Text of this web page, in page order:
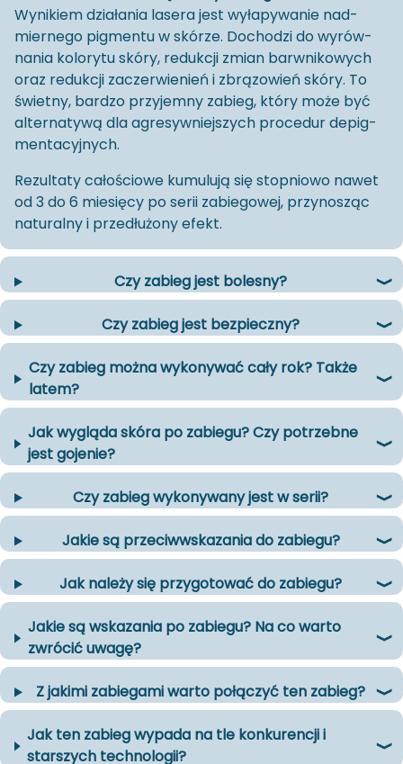
Wy­ni­kiem dzia­ła­nia la­se­ra jest wy­ła­py­wa­nie nad­
mier­ne­go pig­men­tu w skó­rze. Do­cho­dzi do wy­rów­
na­nia ko­lo­ry­tu skóry, re­duk­cji zmian barw­ni­ko­wych
oraz re­duk­cji za­czer­wie­nień i zbrą­zo­wień skóry. To
świet­ny, bar­dzo przy­jem­ny za­bieg, który może być
al­ter­na­ty­wą dla agre­syw­niej­szych pro­ce­dur de­pig­
men­ta­cyj­nych.
Re­zul­ta­ty ca­ło­ścio­we ku­mu­lu­ją się stop­nio­wo nawet
od 3 do 6 mie­się­cy po serii za­bie­go­wej, przy­no­sząc
na­tu­ral­ny i prze­dłu­żo­ny efekt.
Czy zabieg jest bolesny?
Czy zabieg jest bezpieczny?
Czy zabieg można wykonywać cały rok? Także
latem?
Jak wygląda skóra po zabiegu? Czy potrzebne
jest gojenie?
Czy zabieg wykonywany jest w serii?
Jakie są przeciwwskazania do zabiegu?
Jak należy się przygotować do zabiegu?
Jakie są wskazania po zabiegu? Na co warto
zwrócić uwagę?
Z jakimi zabiegami warto połączyć ten zabieg?
Jak ten zabieg wypada na tle konkurencji i
starszych technologii?